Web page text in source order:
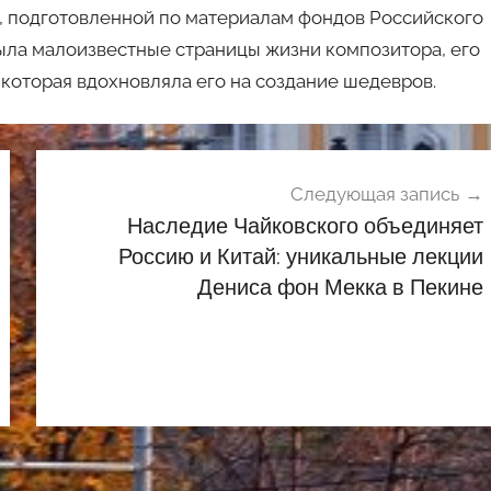
подготовленной по материалам фондов Российского
малоизвестные страницы жизни композитора, его
вдохновляла его на создание шедевров.
Следующая запись
Наследие Чайковского объединяет
Россию и Китай: уникальные лекции
Дениса фон Мекка в Пекине